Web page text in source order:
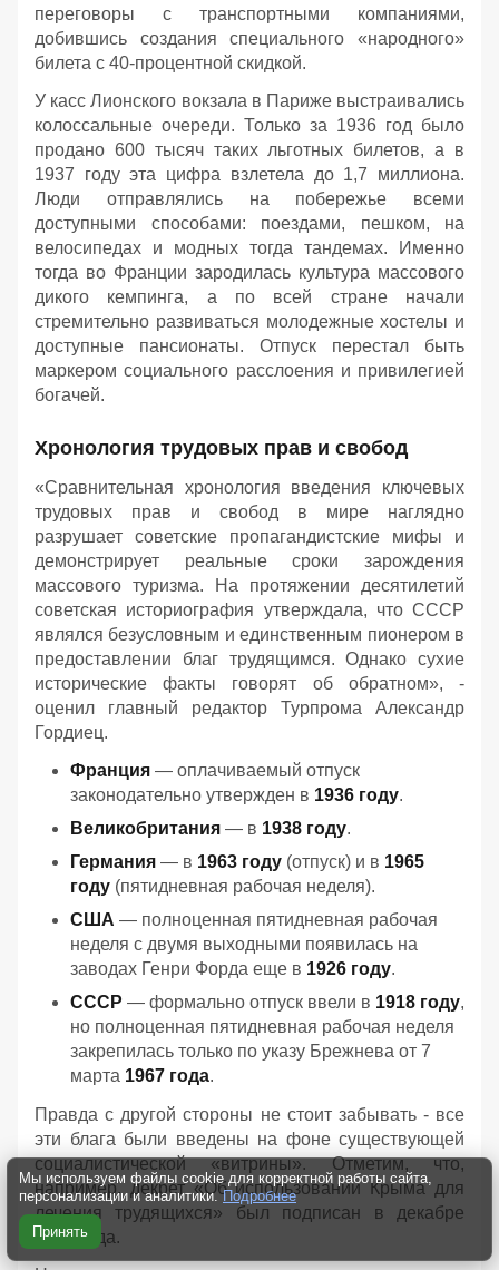
переговоры с транспортными компаниями,
добившись создания специального «народного»
билета с 40-процентной скидкой.
У касс Лионского вокзала в Париже выстраивались
колоссальные очереди. Только за 1936 год было
продано 600 тысяч таких льготных билетов, а в
1937 году эта цифра взлетела до 1,7 миллиона.
Люди отправлялись на побережье всеми
доступными способами: поездами, пешком, на
велосипедах и модных тогда тандемах. Именно
тогда во Франции зародилась культура массового
дикого кемпинга, а по всей стране начали
стремительно развиваться молодежные хостелы и
доступные пансионаты. Отпуск перестал быть
маркером социального расслоения и привилегией
богачей.
Хронология трудовых прав и свобод
«Сравнительная хронология введения ключевых
трудовых прав и свобод в мире наглядно
разрушает советские пропагандистские мифы и
демонстрирует реальные сроки зарождения
массового туризма. На протяжении десятилетий
советская историография утверждала, что СССР
являлся безусловным и единственным пионером в
предоставлении благ трудящимся. Однако сухие
исторические факты говорят об обратном», -
оценил главный редактор Турпрома Александр
Гордиец.
Франция — оплачиваемый отпуск
законодательно утвержден в 1936 году.
Великобритания — в 1938 году.
Германия — в 1963 году (отпуск) и в 1965
году (пятидневная рабочая неделя).
США — полноценная пятидневная рабочая
неделя с двумя выходными появилась на
заводах Генри Форда еще в 1926 году.
СССР — формально отпуск ввели в 1918 году,
но полноценная пятидневная рабочая неделя
закрепилась только по указу Брежнева от 7
марта 1967 года.
Правда с другой стороны не стоит забывать - все
эти блага были введены на фоне существующей
социалистической «витрины». Отметим, что,
например, декрет «Об использовании Крыма для
лечения трудящихся» был подписан в декабре
1920 года.
Мы используем файлы cookie для корректной работы сайта,
персонализации и аналитики. Подробнее
Принять